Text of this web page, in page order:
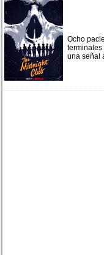
Ocho
una señal